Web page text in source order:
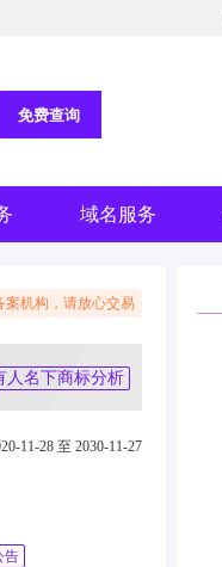
免费查询
域名服务
案机构，请放心交易
人名下商标分析
11-28 至 2030-11-27
告